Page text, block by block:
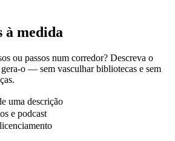
à medida
ou passos num corredor? Descreva o
o — sem vasculhar bibliotecas e sem
uma descrição
e podcast